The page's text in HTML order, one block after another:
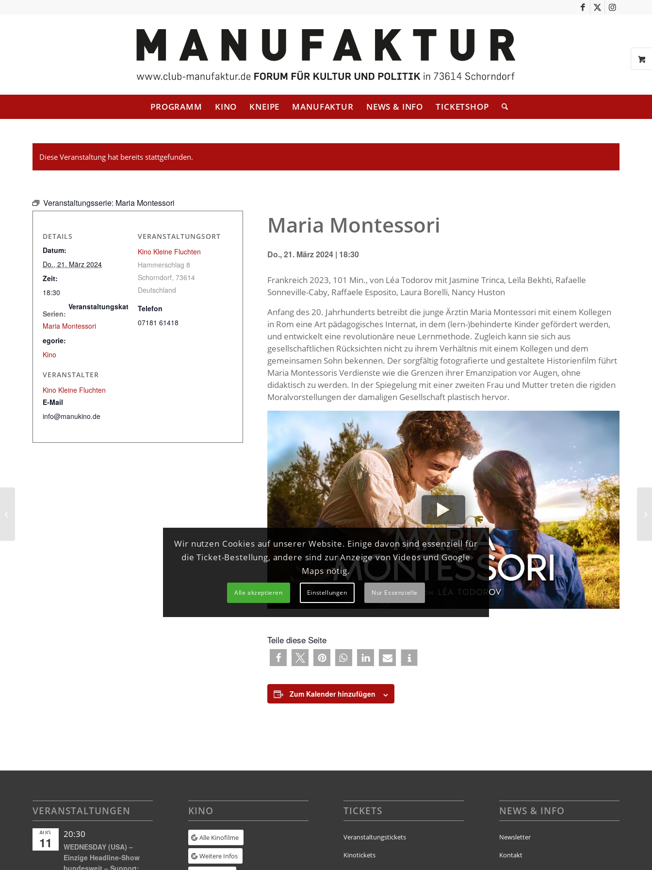
PROGRAMM KINO KNEIPE MANUFAKTUR NEWS & INFO TICKETSHOP
Diese Veranstaltung hat bereits stattgefunden.
Veranstaltungsserie: Maria Montessori
Maria Montessori
Do., 21. März 2024 | 18:30
Frankreich 2023, 101 Min., von Léa Todorov mit Jasmine Trinca, Leïla Bekhti, Rafaelle
Sonneville-Caby, Raffaele Esposito, Laura Borelli, Nancy Huston
Anfang des 20. Jahrhunderts betreibt die junge Ärztin Maria Montessori mit einem Kollegen
in Rom eine Art pädagogisches Internat, in dem (lern-)behinderte Kinder gefördert werden,
und entwickelt eine revolutionäre neue Lernmethode. Zugleich kann sie sich aus
gesellschaftlichen Rücksichten nicht zu ihrem Verhältnis mit einem Kollegen und dem
gemeinsamen Sohn bekennen. Der sorgfältig fotografierte und gestaltete Historienfilm führt
Maria Montessoris Verdienste wie die Grenzen ihrer Emanzipation vor Augen, ohne
didaktisch zu werden. In der Spiegelung mit einer zweiten Frau und Mutter treten die rigiden
Moralvorstellungen der damaligen Gesellschaft plastisch hervor.
Teile diese Seite
Zum Kalender hinzufügen
DETAILS
Datum:
Do., 21. März 2024
Zeit:
18:30
Serien:
Maria Montessori
Veranstaltungskat
egorie:
Kino
VERANSTALTUNGSORT
Kino Kleine Fluchten
Hammerschlag 8
Schorndorf, 73614
Deutschland
Telefon
07181 61418
VERANSTALTER
Kino Kleine Fluchten
E-Mail
info@manukino.de
VERANSTALTUNGEN
AUG.
11
20:30
WEDNESDAY (USA) –
Einzige Headline-Show
KINO
Alle Kinofilme
Weitere Infos
TICKETS
Veranstaltungstickets
Kinotickets
NEWS & INFO
Newsletter
Kontakt
Wir nutzen Cookies auf unserer Website. Einige davon sind essenziell für
die Ticket-Bestellung, andere sind zur Anzeige von Videos und Google
Maps nötig.
Alle akzeptieren Einstellungen Nur Essenzielle